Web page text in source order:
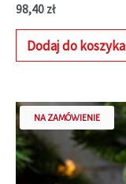
98,40 zł
Dodaj do koszyka
NA ZAMÓWIENIE